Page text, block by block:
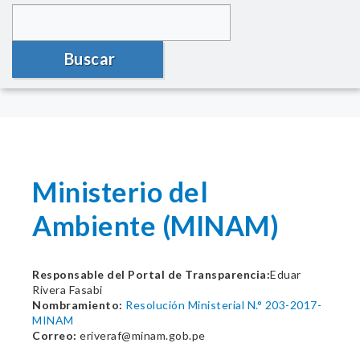
Buscar
Ministerio del
Ambiente (MINAM)
Responsable del Portal de Transparencia:Eduar
Rivera Fasabi
Nombramiento: Resolución Ministerial N.° 203-2017-
MINAM
Correo: eriveraf@minam.gob.pe